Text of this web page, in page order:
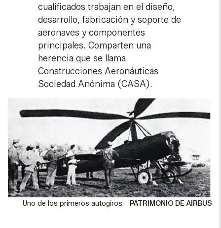
cualificados trabajan en el diseño,
desarrollo, fabricación y soporte de
aeronaves y componentes
principales. Comparten una
herencia que se llama
Construcciones Aeronáuticas
Sociedad Anónima (CASA).
Uno de los primeros autogiros. PATRIMONIO DE AIRBUS